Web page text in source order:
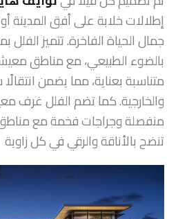
إطلالات خلابة على أفق
جمال الحياة الفاخرة. تتميز
بالضوء الطبيعي، مع مناطق
متناسبة بعناية، مما يضمن انتقالًا
والخارجية. كما تضم الفلل
منفصلة وجراجات فخمة مع مناطق
تنضح بالأناقة والرقي في كل زاوية